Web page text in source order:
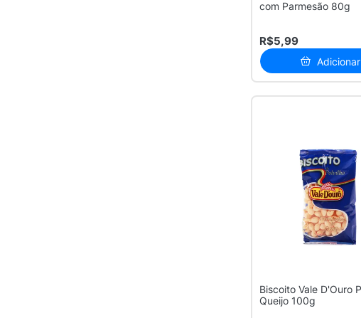
com Parmesão 80g
R$5,99
Adicionar
Biscoito Vale D'Ouro
Queijo 100g